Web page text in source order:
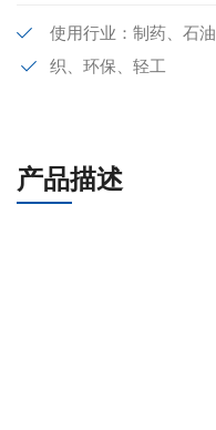
使用行业：制药、石
织、环保、轻工
产品描述